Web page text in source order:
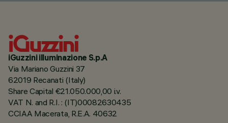
iGuzzini illuminazione S.p.A
Via Mariano Guzzini 37
62019 Recanati (Italy)
Share Capital €21.050.000,00 i.v.
VAT N. and R.I. : (IT)00082630435
CCIAA Macerata, R.E.A. 40632